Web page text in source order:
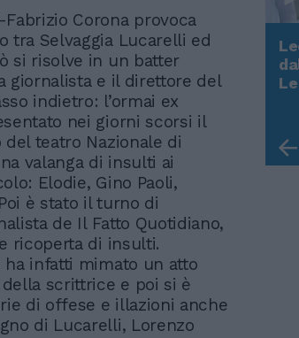
Corona provoca
tra Selvaggia Lucarelli ed
si risolve in un batter
giornalista e il direttore del
indietro: l’ormai ex
nei giorni scorsi il
teatro Nazionale di
valanga di insulti ai
Elodie, Gino Paoli,
è stato il turno di
de Il Fatto Quotidiano,
ricoperta di insulti.
ha infatti mimato un atto
scrittrice e poi si è
di offese e illazioni anche
di Lucarelli, Lorenzo
Rudy Giuliani a Come States?
Trump, Meloni e la strategia
americana